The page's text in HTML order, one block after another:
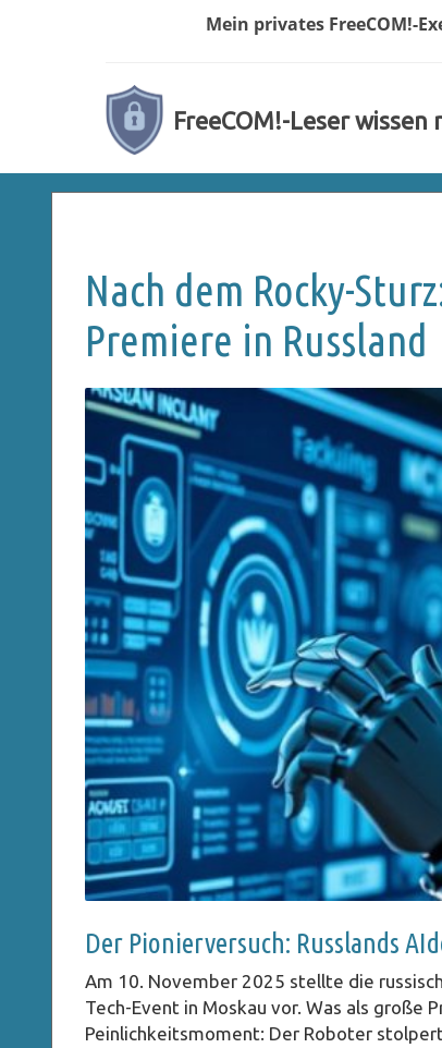
Mein privates FreeCOM!-
FreeCOM!-Leser wissen
Nach dem Rocky-
Premiere in Russland
Der Pionierversuch: Russlands
Am 10. November 2025 stellte die
Tech-Event in Moskau vor. Was als große
Peinlichkeitsmoment: Der Roboter